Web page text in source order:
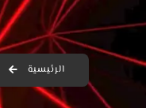
الرئيسية